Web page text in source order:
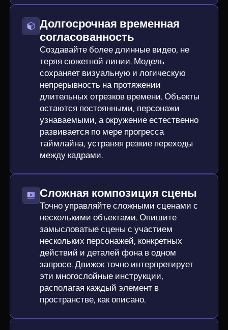
Долгосрочная временная
согласованность
Создавайте более длинные видео, не
теряя сюжетной линии. Модель
сохраняет визуальную и логическую
непрерывность на протяжении
длительных отрезков времени. Объекты
остаются постоянными, персонажи
узнаваемыми, а окружение естественно
развивается по мере прогресса
таймлайна, устраняя резкие переходы
между кадрами.
Сложная композиция сцены
Точно управляйте сложными сценами с
несколькими объектами. Опишите
замысловатые сцены с участием
нескольких персонажей, конкретных
действий и деталей фона в одном
запросе. Движок точно интерпретирует
эти многослойные инструкции,
располагая каждый элемент в
пространстве, как описано.